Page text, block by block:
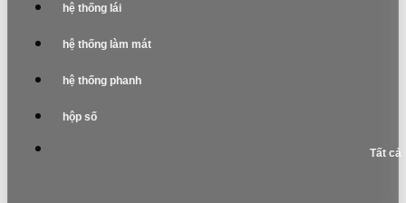
hệ thống lái
hệ thống làm mát
hệ thống phanh
hộp số
Tất cả